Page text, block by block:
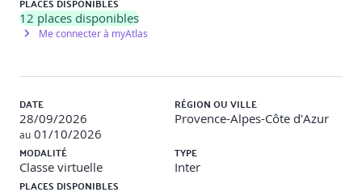
12 places disponibles
Me connecter à myAtlas
DATE
28/09/2026
au 01/10/2026
RÉGION OU VILLE
Provence-Alpes-Côte d'Azur
MODALITÉ
Classe virtuelle
TYPE
Inter
PLACES DISPONIBLES